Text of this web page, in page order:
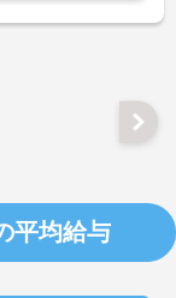
平均給与